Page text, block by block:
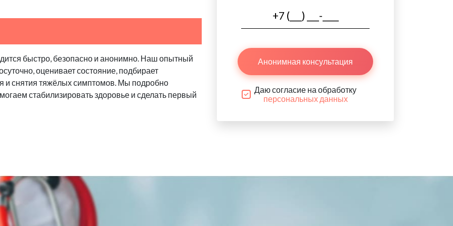
быстро, безопасно и анонимно. Наш опытный
оценивает состояние, подбирает
и снятия тяжёлых симптомов. Мы подробно
стабилизировать здоровье и сделать первый
Анонимная консультация
Даю согласие на обработку
персональных данных